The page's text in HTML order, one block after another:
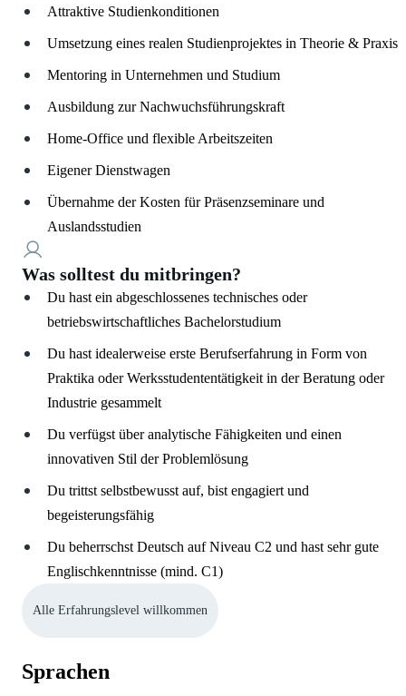
Attraktive Studienkonditionen
Umsetzung eines realen Studienprojektes in Theorie & Praxis
Mentoring in Unternehmen und Studium
Ausbildung zur Nachwuchsführungskraft
Home-Office und flexible Arbeitszeiten
Eigener Dienstwagen
Übernahme der Kosten für Präsenzseminare und
Auslandsstudien
Was solltest du mitbringen?
Du hast ein abgeschlossenes technisches oder
betriebswirtschaftliches Bachelorstudium
Du hast idealerweise erste Berufserfahrung in Form von
Praktika oder Werksstudententätigkeit in der Beratung oder
Industrie gesammelt
Du verfügst über analytische Fähigkeiten und einen
innovativen Stil der Problemlösung
Du trittst selbstbewusst auf, bist engagiert und
begeisterungsfähig
Du beherrschst Deutsch auf Niveau C2 und hast sehr gute
Englischkenntnisse (mind. C1)
Alle Erfahrungslevel willkommen
Sprachen